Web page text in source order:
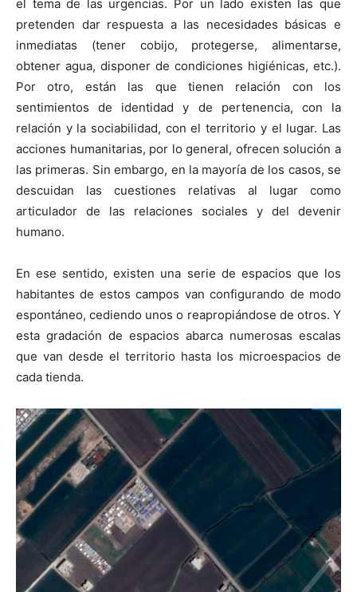
el tema de las urgencias. Por un lado existen las que
pretenden dar respuesta a las necesidades básicas e
inmediatas (tener cobijo, protegerse, alimentarse,
obtener agua, disponer de condiciones higiénicas, etc.).
Por otro, están las que tienen relación con los
sentimientos de identidad y de pertenencia, con la
relación y la sociabilidad, con el territorio y el lugar. Las
acciones humanitarias, por lo general, ofrecen solución a
las primeras. Sin embargo, en la mayoría de los casos, se
descuidan las cuestiones relativas al lugar como
articulador de las relaciones sociales y del devenir
humano.
En ese sentido, existen una serie de espacios que los
habitantes de estos campos van configurando de modo
espontáneo, cediendo unos o reapropiándose de otros. Y
esta gradación de espacios abarca numerosas escalas
que van desde el territorio hasta los microespacios de
cada tienda.